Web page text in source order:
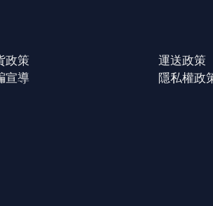
政策
宣導
運送政策
隱私權政